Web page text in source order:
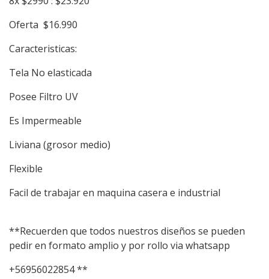
Oferta $16.990
Caracteristicas:
Tela No elasticada
Posee Filtro UV
Es Impermeable
Liviana (grosor medio)
Flexible
Facil de trabajar en maquina casera e industrial
**Recuerden que todos nuestros diseños se pueden
pedir en formato amplio y por rollo via whatsapp
+56956022854 **